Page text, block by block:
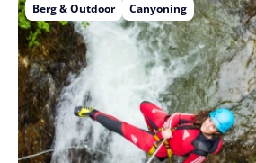
Berg & Outdoor Canyoning